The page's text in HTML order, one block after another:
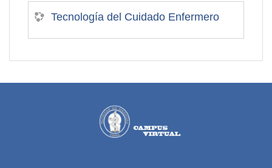
Tecnología del Cuidado Enfermero